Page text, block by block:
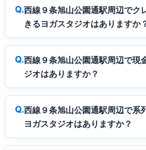
西線９条旭山公園通駅周辺でク
きるヨガスタジオはありますか
西線９条旭山公園通駅周辺で現
ジオはありますか？
西線９条旭山公園通駅周辺で系
ヨガスタジオはありますか？